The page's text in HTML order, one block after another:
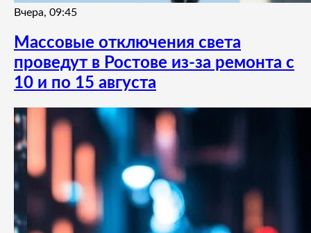
Вчера, 09:45
Массовые отключения света
проведут в Ростове из-за ремонта с
10 и по 15 августа